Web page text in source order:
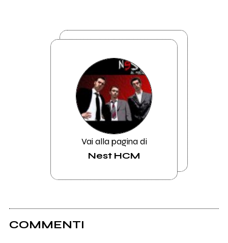
Vai alla pagina di
Nest HCM
COMMENTI